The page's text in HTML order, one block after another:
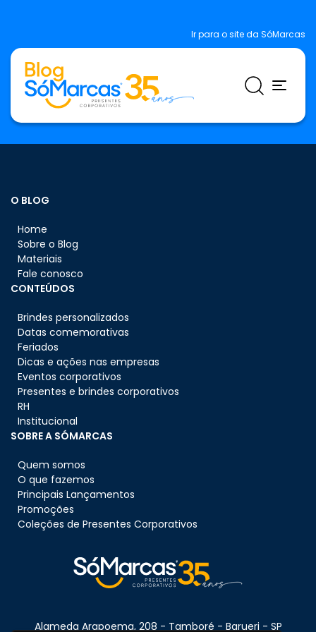
Ir para o site da SóMarcas
O BLOG
Home
Sobre o Blog
Materiais
Fale conosco
CONTEÚDOS
Brindes personalizados
Datas comemorativas
Feriados
Dicas e ações nas empresas
Eventos corporativos
Presentes e brindes corporativos
RH
Institucional
SOBRE A SÓMARCAS
Quem somos
O que fazemos
Principais Lançamentos
Promoções
Coleções de Presentes Corporativos
Alameda Arapoema, 208 - Tamboré - Barueri - SP